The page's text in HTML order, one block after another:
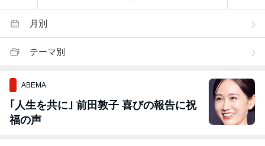
月別
テーマ別
ABEMA
｢人生を共に｣ 前田敦子 喜びの報告に祝
福の声